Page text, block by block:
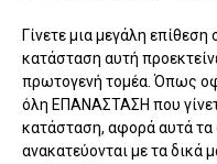
Γίνετε μια μεγάλη
κατάσταση αυτή
πρωτογενή τομέα. Όπως
όλη ΕΠΑΝΑΣΤΑΣΗ που
κατάσταση, αφορά αυτά τα
ανακατεύονται με τα δικά